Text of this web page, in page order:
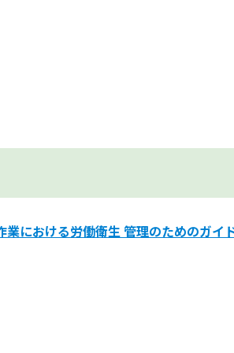
における労働衛生 管理のためのガイ